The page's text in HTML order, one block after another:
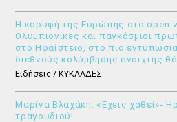
Η κορυφή της Ευρώπης στο open
Ολυμπιονίκες και παγκόσμιοι
στο Ηφαίστειο, στο πιο
διεθνούς κολύμβησης ανοιχτής
Ειδήσεις / ΚΥΚΛΑΔΕΣ
Μαρίνα Βλαχάκη: «Έχεις χαθεί»-
τραγουδιού!